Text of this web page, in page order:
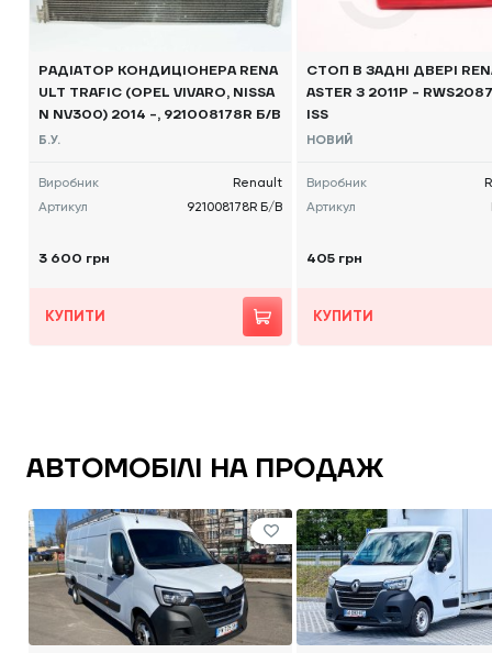
РАДІАТОР КОНДИЦІОНЕРА RENA
ULT TRAFIC (OPEL VIVARO, NISSA
N NV300) 2014 -, 921008178R Б/В
Б.У.
Виробник
Renault
Артикул
921008178R Б/В
3 600 грн
КУПИТИ
СТОП В ЗАДНІ ДВЕРІ
ASTER З 2011Р -
ISS
НОВИЙ
Виробник
Артикул
405 грн
КУПИТИ
АВТОМОБІЛІ НА ПРОДАЖ